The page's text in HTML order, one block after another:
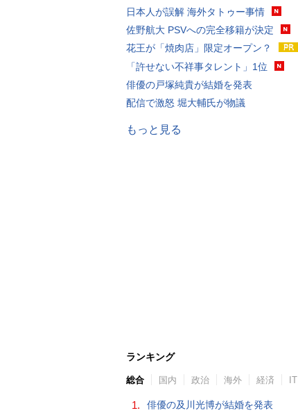
日本人が誤解 海外タトゥー事情
佐野航大 PSVへの完全移籍が決定
花王が「焼肉店」限定オープン？
「許せない不祥事タレント」1位
俳優の戸塚純貴が結婚を発表
配信で激怒 堀大輔氏が物議
もっと見る
ランキング
総合 国内 政治 海外 経済 IT
1. 俳優の及川光博が結婚を発表